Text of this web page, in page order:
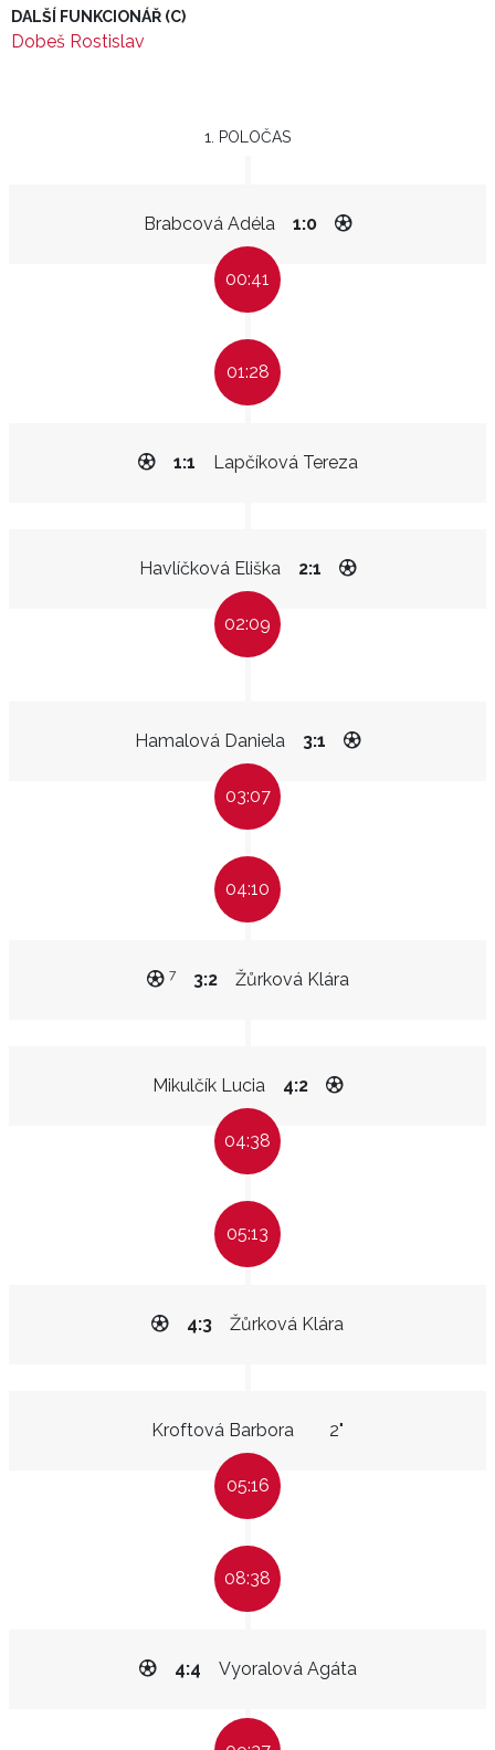
DALŠÍ FUNKCIONÁŘ (C)
Dobeš Rostislav
1. POLOČAS
Brabcová Adéla 1:0
00:41
01:28
Lapčíková Tereza
1:1
Havlíčková Eliška 2:1
02:09
Hamalová Daniela 3:1
03:07
04:10
Žůrková Klára
3:2
7
Mikulčík Lucia 4:2
04:38
05:13
Žůrková Klára
4:3
Kroftová Barbora 2"
05:16
08:38
Vyoralová Agáta
4:4